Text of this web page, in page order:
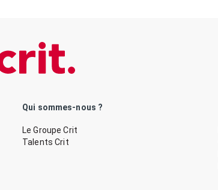
Qui sommes-nous ?
Le Groupe Crit
Talents Crit